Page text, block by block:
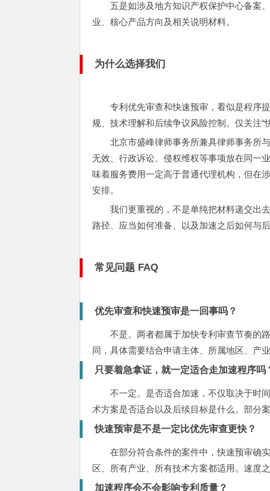
五是如涉及地方知识产权保护中心备案
业、核心产品方向及相关说明材料。
为什么选择我们
专利优先审查和快速预审，看似是程序
规、技术理解和后续争议风险控制。仅关注“
北京市盛峰律师事务所兼具律师事务所
无效、行政诉讼、侵权维权等事项放在同一
味着服务费用一定高于普通代理机构，但在
安排。
我们更重视的，不是单纯把材料递交出
路径、应当如何准备、以及加速之后如何与
常见问题 FAQ
优先审查和快速预审是一回事吗？
不是。两者都属于加快专利审查节奏的
同，具体需要结合申请主体、所属地区、产
只要着急拿证，就一定适合走加速程序吗
不一定。是否适合加速，不仅取决于时
术方案是否适合以及后续目标是什么。部分
快速预审是不是一定比优先审查更快？
在部分符合条件的案件中，快速预审确
区、所有产业、所有技术方案都适用。速度
加速程序会不会影响专利质量？